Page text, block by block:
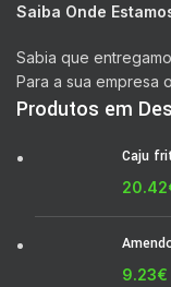
Saiba Onde
Sabia que
Para a sua empresa
Produtos em
Caju
20.42
9.23€